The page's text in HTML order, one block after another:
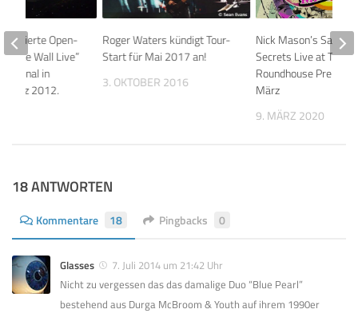
Roger Waters kündigt Tour-
Start für Mai 2017 an!
3. OKTOBER 2016
Nick Mason’s
Secrets Live at The
Roundhouse
März
9. MÄRZ 2020
feierte Open-
“The Wall Live”
in
März 2012.
18 ANTWORTEN
Kommentare 18 Pingbacks 0
Glasses
7. Juli 2014 um 21:42 Uhr
Nicht zu vergessen das das damalige Duo “Blue Pearl”
bestehend aus Durga McBroom & Youth auf ihrem 1990er